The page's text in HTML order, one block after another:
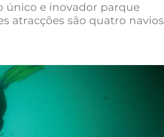
único e inovador parque
atracções são quatro navios